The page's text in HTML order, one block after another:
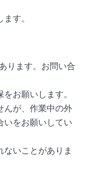
す。
ります。お問い合
お願いします。
んが、作業中の外
いをお願いしてい
ないことがありま